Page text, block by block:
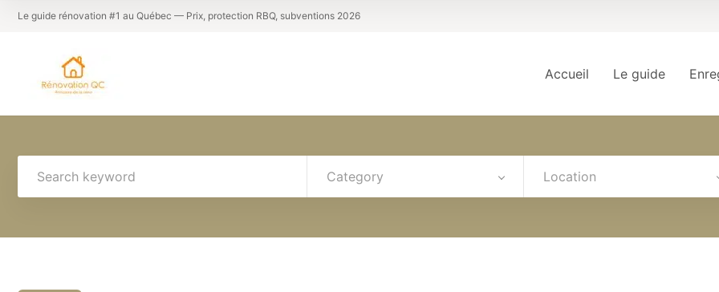
Le guide rénovation #1 au Québec — Prix, protection RBQ, subventions 2026
Accueil Le guide
Category Location